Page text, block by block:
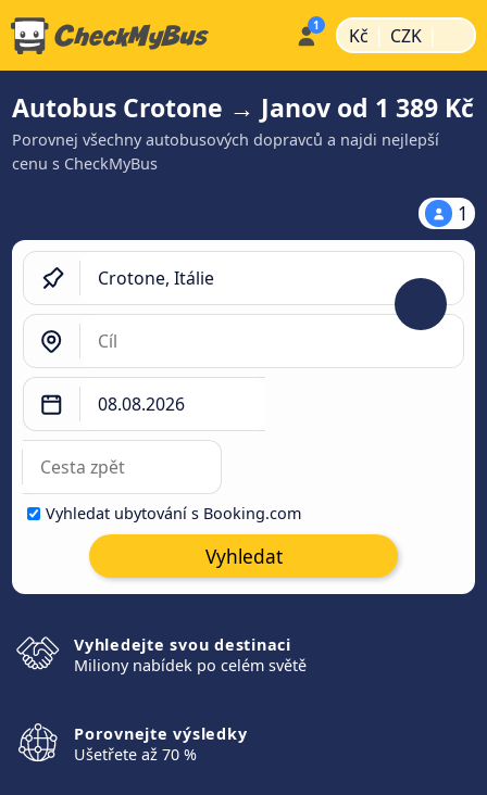
Kč | CZK |
Autobus Crotone → Janov od 1 389 Kč
Porovnej všechny autobusových dopravců a najdi nejlepší
cenu s CheckMyBus
1
Vyhledat ubytování s Booking.com
Vyhledat
Vyhledejte svou destinaci
Miliony nabídek po celém světě
Porovnejte výsledky
Ušetřete až 70 %